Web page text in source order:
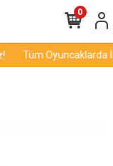
Tüm Oyuncaklarda
0